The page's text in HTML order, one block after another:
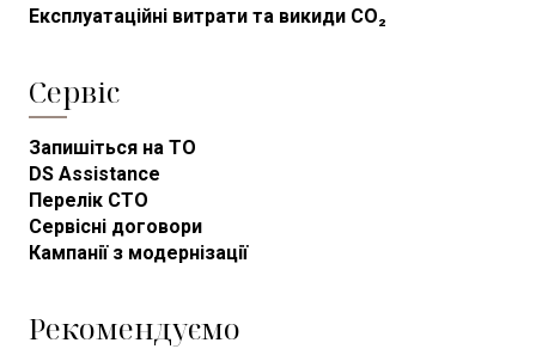
Експлуатаційні витрати та викиди CO₂
Сервіс
Запишіться на ТО
DS Assistance
Перелік СТО
Сервісні договори
Кампанії з модернізації
Рекомендуємо